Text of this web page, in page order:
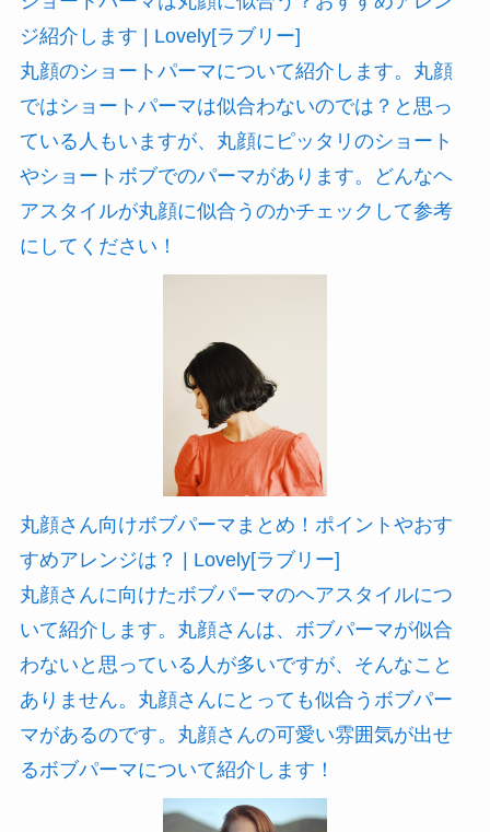
ジ紹介します | Lovely[ラブリー]
丸顔のショートパーマについて紹介します。丸顔
ではショートパーマは似合わないのでは？と思っ
ている人もいますが、丸顔にピッタリのショート
やショートボブでのパーマがあります。どんなヘ
アスタイルが丸顔に似合うのかチェックして参考
にしてください！
丸顔さん向けボブパーマまとめ！ポイントやおす
すめアレンジは？ | Lovely[ラブリー]
丸顔さんに向けたボブパーマのヘアスタイルにつ
いて紹介します。丸顔さんは、ボブパーマが似合
わないと思っている人が多いですが、そんなこと
ありません。丸顔さんにとっても似合うボブパー
マがあるのです。丸顔さんの可愛い雰囲気が出せ
るボブパーマについて紹介します！